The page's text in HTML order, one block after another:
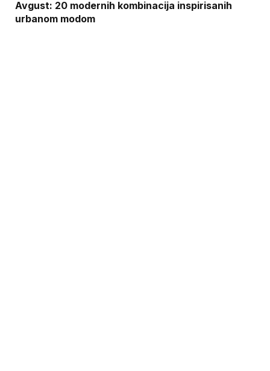
Avgust: 20 modernih kombinacija inspirisanih
urbanom modom